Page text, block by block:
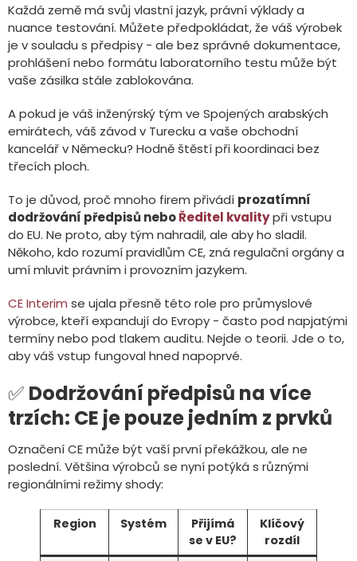
Každá země má svůj vlastní jazyk, právní výklady a
nuance testování. Můžete předpokládat, že váš výrobek
je v souladu s předpisy - ale bez správné dokumentace,
prohlášení nebo formátu laboratorního testu může být
vaše zásilka stále zablokována.
A pokud je váš inženýrský tým ve Spojených arabských
emirátech, váš závod v Turecku a vaše obchodní
kancelář v Německu? Hodně štěstí při koordinaci bez
třecích ploch.
To je důvod, proč mnoho firem přivádí prozatímní
dodržování předpisů neboŘeditel kvalitypři vstupu
do EU. Ne proto, aby tým nahradil, ale aby ho sladil.
Někoho, kdo rozumí pravidlům CE, zná regulační orgány a
umí mluvit právním i provozním jazykem.
CE Interim se ujala přesně této role pro průmyslové
výrobce, kteří expandují do Evropy - často pod napjatými
termíny nebo pod tlakem auditu. Nejde o teorii. Jde o to,
aby váš vstup fungoval hned napoprvé.
✅ Dodržování předpisů na více
trzích: CE je pouze jedním z prvků
Označení CE může být vaší první překážkou, ale ne
poslední. Většina výrobců se nyní potýká s různými
regionálními režimy shody:
Region Systém
Přijímá
se v EU?
Klíčový
rozdíl